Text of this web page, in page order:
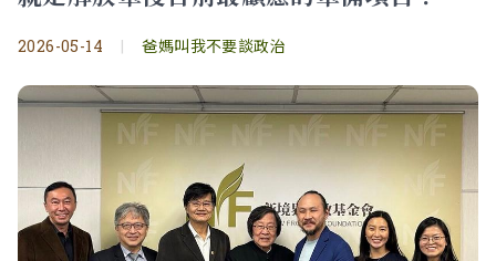
2026-05-14 | 爸媽叫我不要談政治